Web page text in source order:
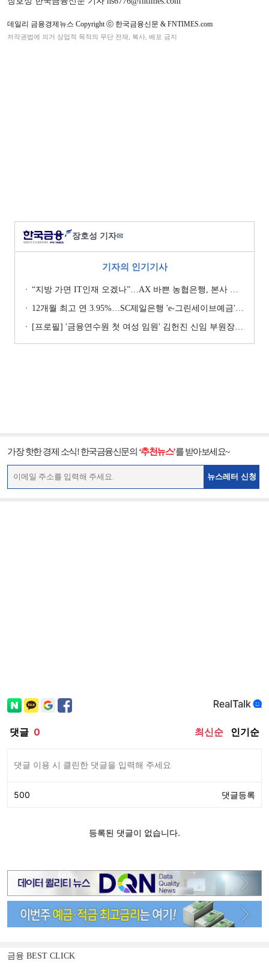
데일리 금융경제뉴스 Copyright ⓒ 한국금융신문 & FNTIMES.com
저작권법에 의거 상업적 목적의 무단 전재, 복사, 배포 금지
장호성 기자✉
기자의 인기기사
“지방 가면 IT인재 오겠나”…AX 바쁜 농협은행, 본사 이전설에 ‘긴장’ [막 오른 금융권 하투(夏鬪)]
12개월 최고 연 3.95%…SC제일은행 'e-그린세이브예금' [이주의 은행 예금금리-8월 1주]
[프로필] '금융연수원 첫 여성 임원' 김헌진 신임 부원장···교육·디지털·기획 '올라운더'
가장 핫한 경제 소식! 한국금융신문의 ‘추천뉴스’를 받아보세요~
뉴스레터 신청
금융 BEST CLICK